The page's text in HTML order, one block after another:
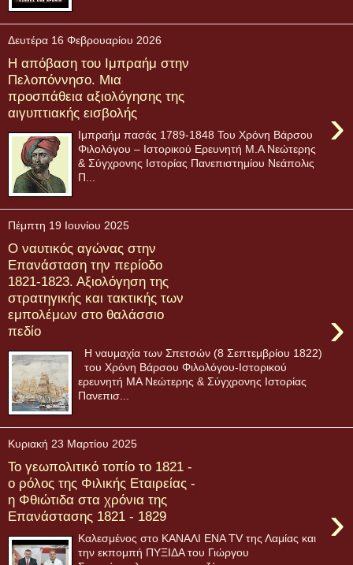
Δευτέρα 16 Φεβρουαρίου 2026
Η απόβαση του Ιμπραήμ στην
Πελοπόννησο. Μια
προσπάθεια αξιολόγησης της
αιγυπτιακής εισβολής
›
Ιμπραήμ πασάς 1789-1848 Του Χρόνη Βάρσου
Φιλολόγου – Ιστορικού Ερευνητή Μ.Α Νεώτερης
& Σύγχρονης Ιστορίας Πανεπιστημίου Νεάπολις
Π...
Πέμπτη 19 Ιουνίου 2025
Ο ναυτικός αγώνας στην
Επανάσταση την περίοδο
1821-1823. Αξιολόγηση της
στρατηγικής και τακτικής των
εμπολέμων στο θαλάσσιο
πεδίο
›
Η ναυμαχία των Σπετσών (8 Σεπτεμβρίου 1822)
του Χρόνη Βάρσου Φιλολόγου-Ιστορικού
ερευνητή ΜΑ Νεώτερης & Σύγχρονης Ιστορίας
Πανεπισ...
Κυριακή 23 Μαρτίου 2025
Το γεωπολιτικό τοπίο το 1821 -
ο ρόλος της Φιλικής Εταιρείας -
η Φθιώτιδα στα χρόνια της
Επανάστασης 1821 - 1829
›
Καλεσμένος στο ΚΑΝΑΛΙ ENA TV της Λαμίας και
την εκπομπή ΠΥΞΙΔΑ του Γιώργου